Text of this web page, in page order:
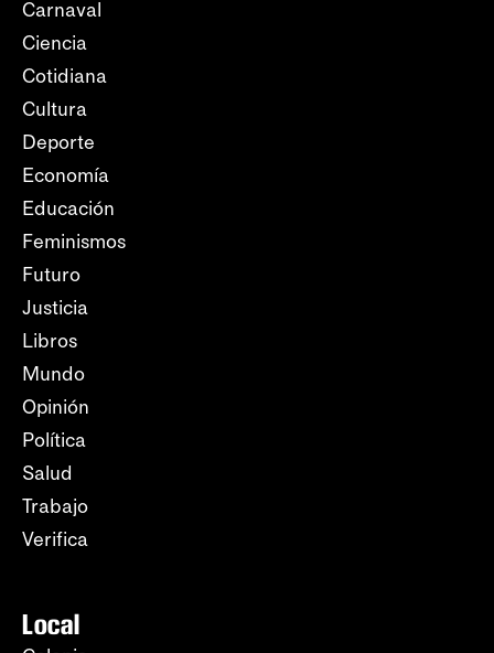
Carnaval
Ciencia
Cotidiana
Cultura
Deporte
Economía
Educación
Feminismos
Futuro
Justicia
Libros
Mundo
Opinión
Política
Salud
Trabajo
Verifica
Local